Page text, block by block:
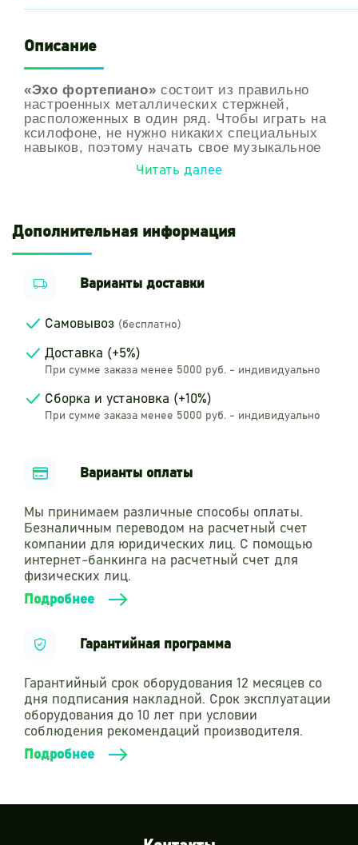
Описание
«Эхо фортепиано» состоит из правильно
настроенных металлических стержней,
расположенных в один ряд. Чтобы играть на
ксилофоне, не нужно никаких специальных
навыков, поэтому начать свое музыкальное
приключение можно с данного
Его простота побуждает детей
Только один человек может играть на
ксилофоне «Эхо фортепиано».
идеально сочетается со звучанием маримбы
«Поток» или ручного барабана «Дуэт».
инструменте есть резонаторы для усиления
Читать далее
Дополнительная информация
Варианты доставки
Самовывоз (бесплатно)
Доставка (+5%)
При сумме заказа менее 5000 руб. - индивидуально
Сборка и установка (+10%)
При сумме заказа менее 5000 руб. - индивидуально
Варианты оплаты
Мы принимаем различные способы оплаты.
Безналичным переводом на расчетный счет
компании для юридических лиц. С помощью
интернет-банкинга на расчетный счет для
физических лиц.
Подробнее
Гарантийная программа
Гарантийный срок оборудования 12 месяцев со
дня подписания накладной. Срок эксплуатации
оборудования до 10 лет при условии
соблюдения рекомендаций производителя.
Подробнее